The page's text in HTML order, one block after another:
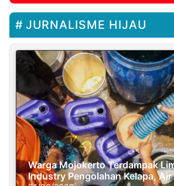
JURNALISME HIJAU
Warga Mojokerto Terdampak
Industry Pengolahan Kelapa, Air